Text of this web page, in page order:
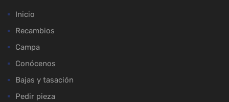
Inicio
Recambios
Campa
Conócenos
Bajas y tasación
Pedir pieza